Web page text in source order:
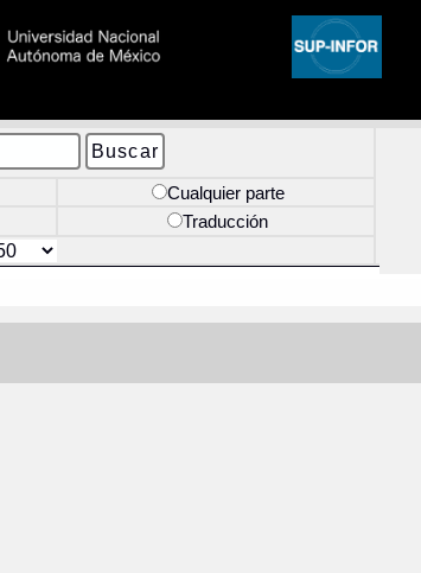
Cualquier parte
Traducción